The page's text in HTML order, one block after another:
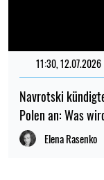
11:30, 12.07.2026
Navrotski
Polen an: Was
Elena Rasenko